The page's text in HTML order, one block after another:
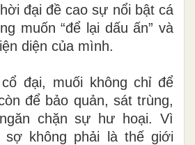
đại đề cao sự nổi bật cá
muốn “để lại dấu ấn” và
diện của mình.
đại, muối không chỉ để
để bảo quản, sát trùng,
chặn sự hư hoại. Vì
sợ không phải là thế giới